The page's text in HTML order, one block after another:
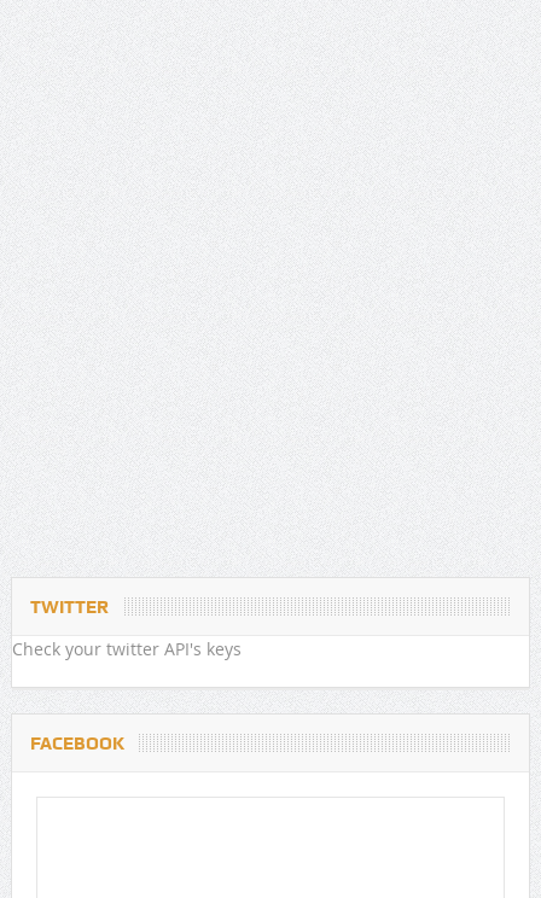
TWITTER
Check your twitter API's keys
FACEBOOK